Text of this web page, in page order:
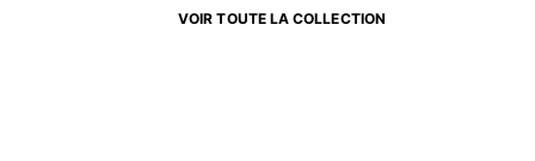
VOIR TOUTE LA COLLECTION